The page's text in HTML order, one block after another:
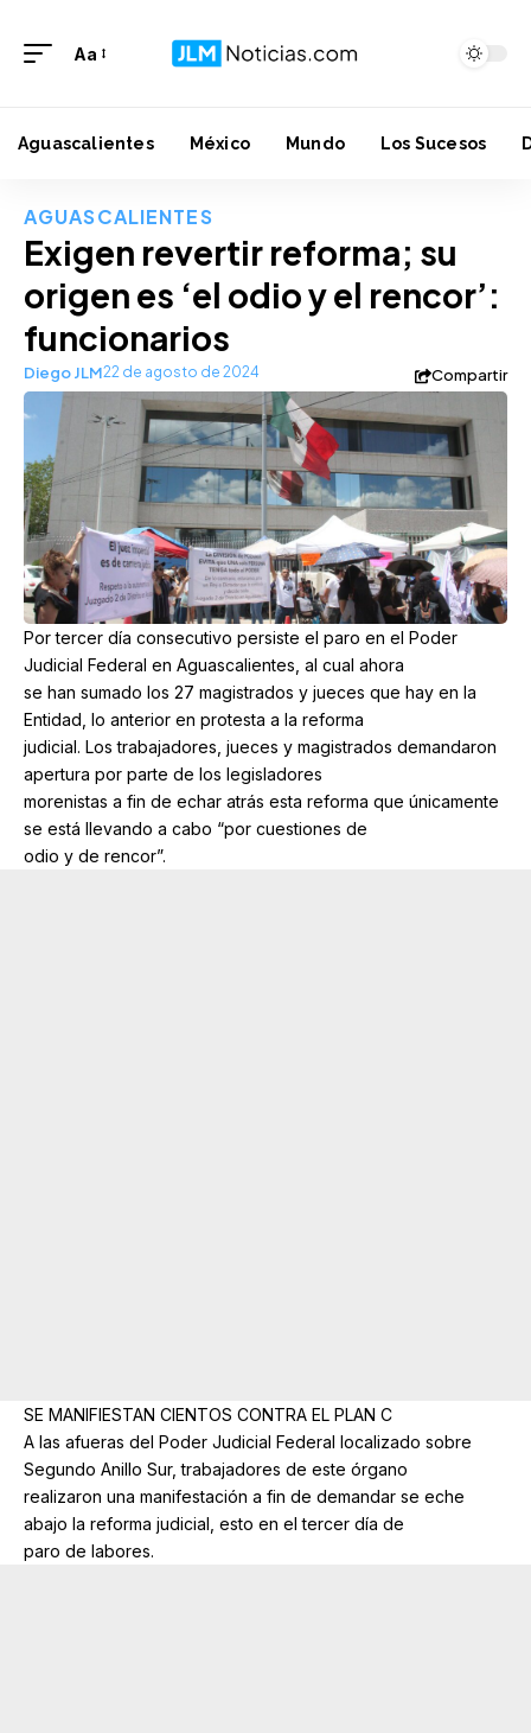
Aa
Aguascalientes México Mundo Los Sucesos
AGUASCALIENTES
Exigen revertir reforma; su
origen es ‘el odio y el rencor’:
funcionarios
Diego JLM22 de agosto de 2024 Compartir
Por tercer día consecutivo persiste el paro en el Poder
Judicial Federal en Aguascalientes, al cual ahora
se han sumado los 27 magistrados y jueces que hay en la
Entidad, lo anterior en protesta a la reforma
judicial. Los trabajadores, jueces y magistrados demandaron
apertura por parte de los legisladores
morenistas a fin de echar atrás esta reforma que únicamente
se está llevando a cabo “por cuestiones de
odio y de rencor”.
SE MANIFIESTAN CIENTOS CONTRA EL PLAN C
A las afueras del Poder Judicial Federal localizado sobre
Segundo Anillo Sur, trabajadores de este órgano
realizaron una manifestación a fin de demandar se eche
abajo la reforma judicial, esto en el tercer día de
paro de labores.